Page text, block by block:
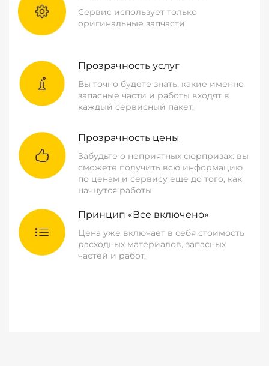
Сервис использует только
оригинальные запчасти
Прозрачность услуг
Вы точно будете знать, какие именно
запасные части и работы входят в
каждый сервисный пакет.
Прозрачность цены
Забудьте о неприятных сюрпризах: вы
сможете получить всю информацию
по ценам и сервису еще до того, как
начнутся работы.
Принцип «Все включено»
Цена уже включает в себя стоимость
расходных материалов, запасных
частей и работ.